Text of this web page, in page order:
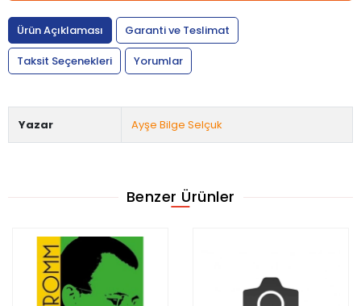
Ürün Açıklaması
Garanti ve Teslimat
Taksit Seçenekleri
Yorumlar
Yazar Ayşe Bilge Selçuk
Benzer Ürünler